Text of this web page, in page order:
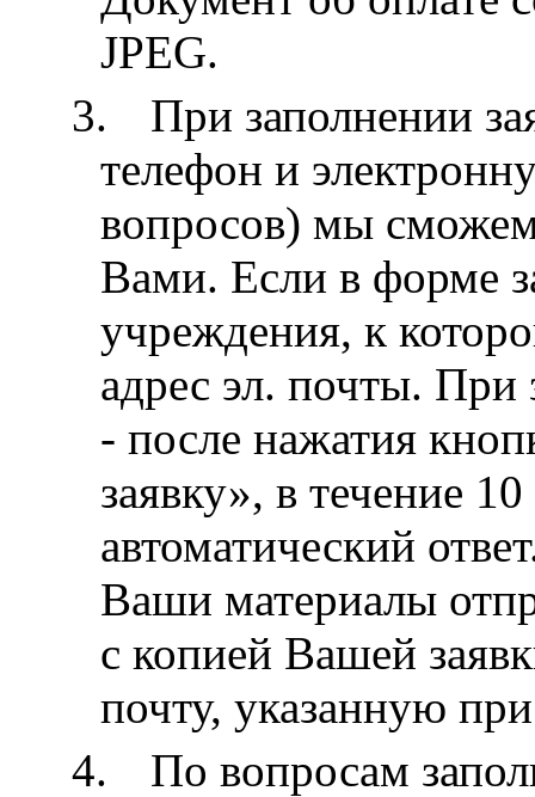
JPEG.
3.
При заполнении
телефон и
вопросов) мы сможем
Вами. Если в форме
учреждения, к
адрес эл. почты. При
- после нажатия
заявку», в течение
автоматический
Ваши материалы
с копией Вашей
почту, указанную
4.
По вопросам